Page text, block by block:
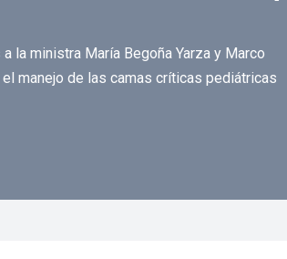
la ministra María Begoña Yarza y Marco
manejo de las camas críticas pediátricas